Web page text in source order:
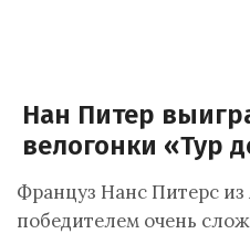
Нан Питер
велогонки «Тур
Француз Нанс Питерс из
победителем очень